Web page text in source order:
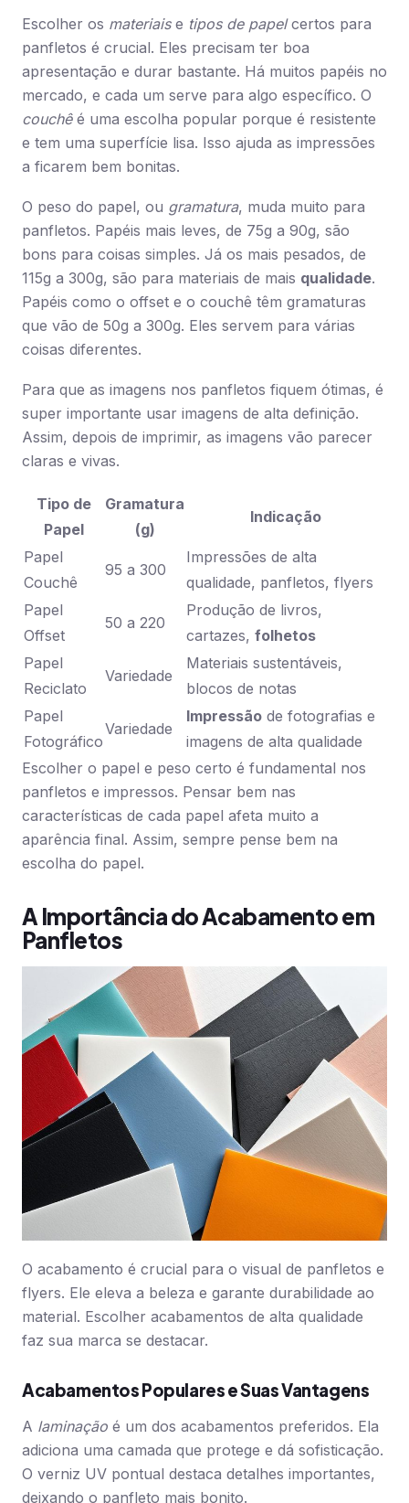
Escolher os materiaise tipos de papelcertos para
panfletos é crucial. Eles precisam ter boa
apresentação e durar bastante. Há muitos papéis no
mercado, e cada um serve para algo específico. O
couchêé uma escolha popular porque é resistente
e tem uma superfície lisa. Isso ajuda as impressões
a ficarem bem bonitas.
O peso do papel, ou gramatura, muda muito para
panfletos. Papéis mais leves, de 75g a 90g, são
bons para coisas simples. Já os mais pesados, de
115g a 300g, são para materiais de mais qualidade.
Papéis como o offset e o couchê têm gramaturas
que vão de 50g a 300g. Eles servem para várias
coisas diferentes.
Para que as imagens nos panfletos fiquem ótimas, é
super importante usar imagens de alta definição.
Assim, depois de imprimir, as imagens vão parecer
claras e vivas.
Tipo de
Papel
Gramatura
(g)
Indicação
Papel
Couchê
95 a 300
Impressões de alta
qualidade, panfletos, flyers
Papel
Offset
50 a 220
Produção de livros,
cartazes, folhetos
Papel
Reciclato
Variedade
Materiais sustentáveis,
blocos de notas
Papel
Fotográfico
Variedade
Impressão de fotografias e
imagens de alta qualidade
Escolher o papel e peso certo é fundamental nos
panfletos e impressos. Pensar bem nas
características de cada papel afeta muito a
aparência final. Assim, sempre pense bem na
escolha do papel.
A Importância do Acabamento em
Panfletos
O acabamento é crucial para o visual de panfletos e
flyers. Ele eleva a beleza e garante durabilidade ao
material. Escolher acabamentos de alta qualidade
faz sua marca se destacar.
Acabamentos Populares e Suas Vantagens
A laminação é um dos acabamentos preferidos. Ela
adiciona uma camada que protege e dá sofisticação.
O verniz UV pontual destaca detalhes importantes,
deixando o panfleto mais bonito.